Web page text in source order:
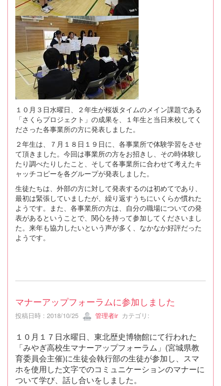
１０月３日水曜日、２年生が桜坂タイムのメイン課題である
「さくらプロジェクト」の成果を、１年生と当日来校してく
ださった各事業所の方に発表しました。
２年生は、７月１８日１９日に、各事業所で体験学習をさせ
て頂きました。今回は事業所の方をお招きし、その時体験し
たり調べたりしたこと、そして各事業所に合わせて考えたキ
ャッチコピーを各グループが発表しました。
生徒たちは、外部の方に対して発表するのは初めてであり、
最初は緊張していましたが、繰り返すうちにいくらか慣れた
ようです。また、各事業所の方は、自分の職場についての発
表があるということで、関心を持って参加してくださいまし
た。来年も協力したいという声が多く、なかなか好評だった
ようです。
マナーアップフォーラムに参加しました
投稿日時 : 2018/10/25 管理者irカテゴリ:
１０月１７日水曜日、東北歴史博物館にて行われた
「みやぎ高校生マナーアップフォーラム」(宮城県教
育委員会主催)に生徒会執行部の生徒が参加し、スマ
ホを使用した文字でのコミュニケーションのマナーに
ついて学び、話し合いをしました。